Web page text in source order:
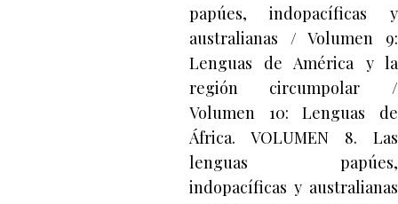
papúes, indopacíficas y
australianas / Volumen 9:
Lenguas de América y la
región circumpolar /
Volumen 10: Lenguas de
África. VOLUMEN 8. Las
lenguas papúes,
indopacíficas y australianas